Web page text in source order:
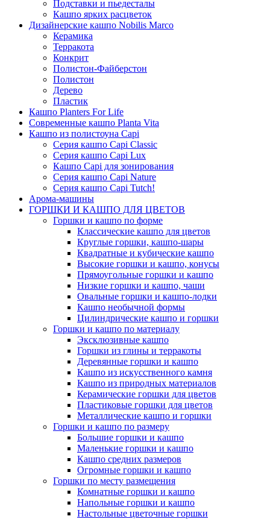
Подставки и пьедесталы
Кашпо ярких расцветок
Дизайнерские кашпо Nobilis Marco
Керамика
Терракота
Конкрит
Полистон-Файберстон
Полистон
Дерево
Пластик
Кашпо Planters For Life
Современные кашпо Planta Vita
Кашпо из полистоуна Capi
Серия кашпо Capi Classic
Серия кашпо Capi Lux
Кашпо Capi для зонирования
Серия кашпо Capi Nature
Серия кашпо Capi Tutch!
Арома-машины
ГОРШКИ И КАШПО ДЛЯ ЦВЕТОВ
Горшки и кашпо по форме
Классические кашпо для цветов
Круглые горшки, кашпо-шары
Квадратные и кубические кашпо
Высокие горшки и кашпо, конусы
Прямоугольные горшки и кашпо
Низкие горшки и кашпо, чаши
Овальные горшки и кашпо-лодки
Кашпо необычной формы
Цилиндрические кашпо и горшки
Горшки и кашпо по материалу
Эксклюзивные кашпо
Горшки из глины и терракоты
Деревянные горшки и кашпо
Кашпо из искусственного камня
Кашпо из природных материалов
Керамические горшки для цветов
Пластиковые горшки для цветов
Металлические кашпо и горшки
Горшки и кашпо по размеру
Большие горшки и кашпо
Маленькие горшки и кашпо
Кашпо средних размеров
Огромные горшки и кашпо
Горшки по месту размещения
Комнатные горшки и кашпо
Напольные горшки и кашпо
Настольные цветочные горшки